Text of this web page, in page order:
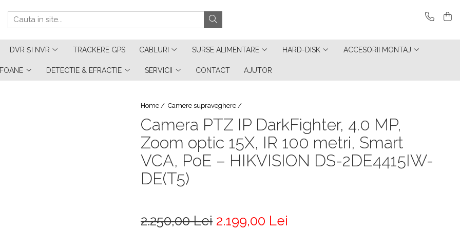
DVR ȘI NVR TRACKERE GPS CABLURI SURSE ALIMENTARE HARD-DISK ACCESORII MONTAJ
DETECTIE & EFRACTIE SERVICII CONTACT AJUTOR
Home / Camere supraveghere /
Camera PTZ IP DarkFighter, 4.0 MP,
Zoom optic 15X, IR 100 metri, Smart
VCA, PoE – HIKVISION DS-2DE4415IW-
DE(T5)
2.250,00 Lei 2.199,00 Lei